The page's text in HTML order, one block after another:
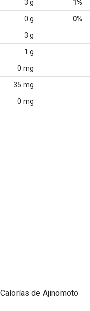
3 g 1%
0 g 0%
3 g
1 g
0 mg
35 mg
0 mg
de Ajinomoto